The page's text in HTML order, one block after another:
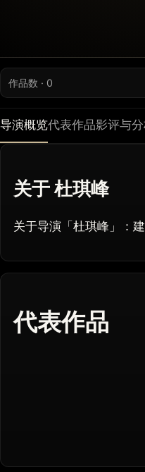
作品数 · 0
导演概览代表作品影评与
关于 杜琪峰
关于导演「杜琪峰」：
代表作品